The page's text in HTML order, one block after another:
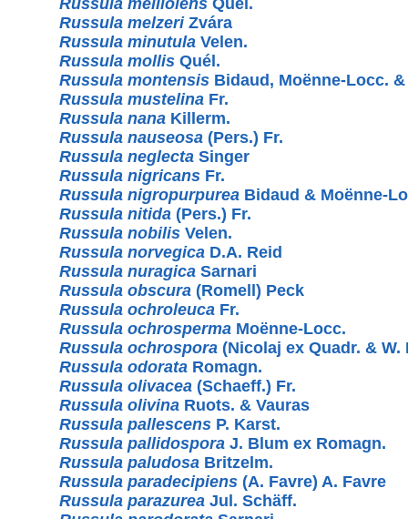
Russula melzeriZvára
Russula minutula Velen.
Russula mollis Quél.
Russula montensis Bidaud, Moënne-Locc. &
Russula mustelina Fr.
Russula nana Killerm.
Russula nauseosa (Pers.) Fr.
Russula neglecta Singer
Russula nigricans Fr.
Russula nigropurpurea Bidaud & Moënne-
Russula nitida (Pers.) Fr.
Russula nobilis Velen.
Russula norvegica D.A. Reid
Russula nuragica Sarnari
Russula obscura (Romell) Peck
Russula ochroleuca Fr.
Russula ochrosperma Moënne-Locc.
Russula ochrospora (Nicolaj ex Quadr. & W.
Russula odorata Romagn.
Russula olivacea (Schaeff.) Fr.
Russula olivina Ruots. & Vauras
Russula pallescens P. Karst.
Russula pallidospora J. Blum ex Romagn.
Russula paludosa Britzelm.
Russula paradecipiens (A. Favre) A. Favre
Russula parazurea Jul. Schäff.